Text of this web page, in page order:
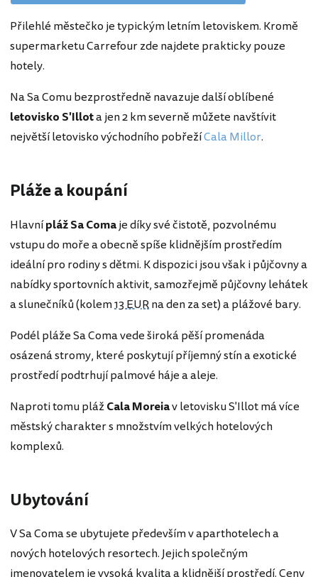
Přilehlé městečko je typickým letním letoviskem. Kromě
supermarketu Carrefour zde najdete prakticky pouze
hotely.
Na Sa Comu bezprostředně navazuje další oblíbené
letovisko S'Illota jen 2 km severně můžete navštívit
největší letovisko východního pobřežíCala Millor.
Pláže a koupání
Hlavnípláž Sa Comaje díky své čistotě, pozvolnému
vstupu do moře a obecně spíše klidnějším prostředím
ideální pro rodiny s dětmi. K dispozici jsou však i půjčovny a
nabídky sportovních aktivit, samozřejmě půjčovny lehátek
a slunečníků (kolem13 EURna den za set) a plážové bary.
Podél pláže Sa Coma vede široká pěší promenáda
osázená stromy, které poskytují příjemný stín a exotické
prostředí podtrhují palmové háje a aleje.
Naproti tomu plážCala Moreiav letovisku S'Illot má více
městský charakter s množstvím velkých hotelových
komplexů.
Ubytování
V Sa Coma se ubytujete především v aparthotelech a
nových hotelových resortech. Jejich společným
jmenovatelem je vysoká kvalita a klidnější prostředí. Ceny